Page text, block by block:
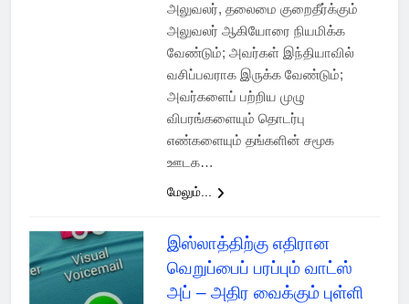
அலுவலர், தலைமை குறைதீர்க்கும்
அலுவலர் ஆகியோரை நியமிக்க
வேண்டும்; அவர்கள் இந்தியாவில்
வசிப்பவராக இருக்க வேண்டும்;
அவர்களைப் பற்றிய முழு
விபரங்களையும் தொடர்பு
எண்களையும் தங்களின் சமூக
ஊடக…
மேலும்...
இஸ்லாத்திற்கு எதிரான
வெறுப்பைப் பரப்பும் வாட்ஸ்
அப் – அதிர வைக்கும் புள்ளி